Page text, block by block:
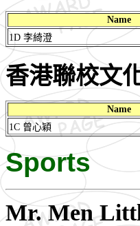
Name
1D 李綺澄
香港聯校文
Name
1C 曾心穎
Sports
Mr. Men